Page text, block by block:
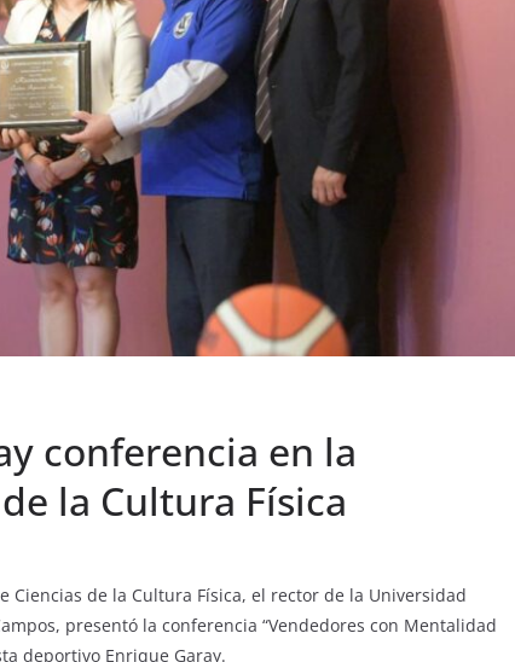
conferencia en la
la Cultura Física
Ciencias de la Cultura Física, el rector de la Universidad
presentó la conferencia “Vendedores con Mentalidad
deportivo Enrique Garay.